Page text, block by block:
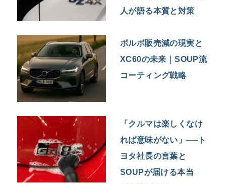
人が語る本質と対策
ボルボ販売減の現実と
XC60の未来｜SOUP流
コーティング戦略
「クルマは楽しくなけ
れば意味がない」──ト
ヨタ社長の言葉と
SOUPが届ける本当